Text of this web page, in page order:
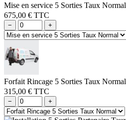
Mise en service 5 Sorties Taux Normal
675,00 € TTC
− +
Forfait Rincage 5 Sorties Taux Normal
315,00 € TTC
− +